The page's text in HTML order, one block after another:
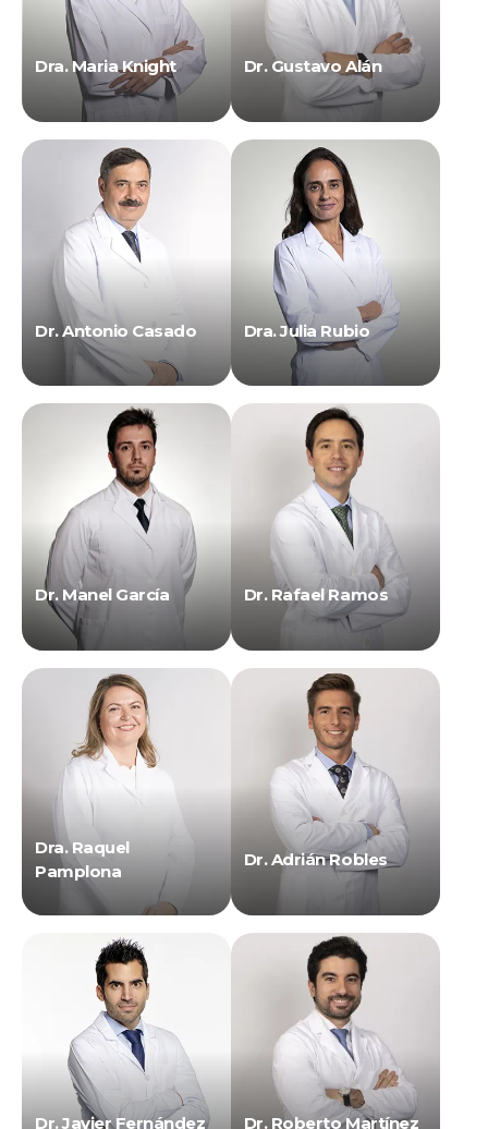
Dra. Maria Knight Dr. Gustavo Alán
Dr. Antonio Casado Dra. Julia Rubio
Dr. Manel García Dr. Rafael Ramos
Dra. Raquel
Pamplona
Dr. Adrián Robles
Dr. Javier Fernández Dr. Roberto Martínez